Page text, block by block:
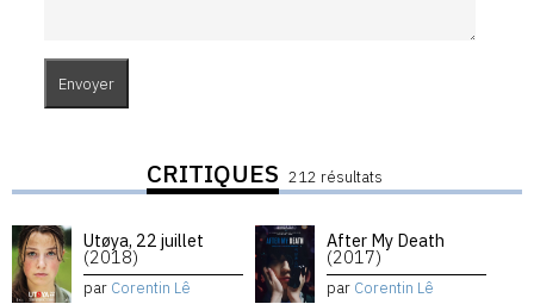
CRITIQUES 212 résultats
Utøya, 22 juillet
(2018)
par Corentin Lê
After My Death
(2017)
par Corentin Lê